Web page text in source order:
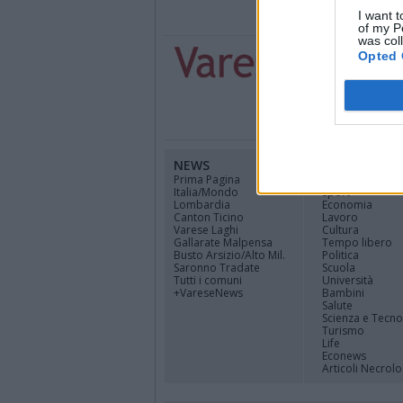
I want
of my
was
Opted
NEWS
Prima Pagina
Italia/Mondo
Lombardia
Canton Ticino
Varese Laghi
Gallarate Malpensa
Busto Arsizio/Alto Mil.
Saronno Tradate
Tutti i comuni
+VareseNews
Sport
Economia
Lavoro
Cultura
Tempo libero
Politica
Scuola
Università
Bambini
Salute
Scienza e
Turismo
Life
Econews
Articoli